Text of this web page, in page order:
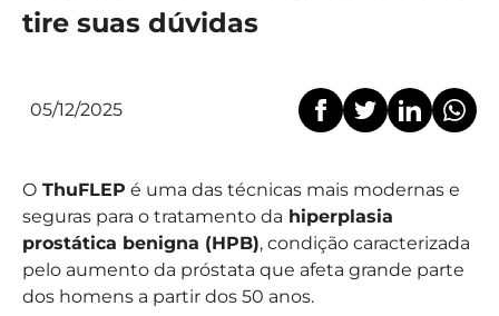
tire suas dúvidas
05/12/2025
O ThuFLEP é uma das técnicas mais modernas e
seguras para o tratamento da hiperplasia
prostática benigna (HPB), condição caracterizada
pelo aumento da próstata que afeta grande parte
dos homens a partir dos 50 anos.